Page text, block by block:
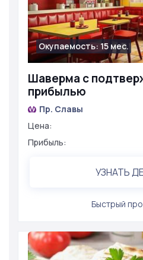
Шаверма с
прибылью
Окупаемость: 15 мес.
Пр. Славы
Цена:
Прибыль:
УЗНАТЬ
Быстрый